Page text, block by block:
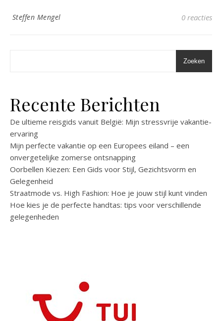
Steffen Mengel 0 reacties
Zoeken
Recente Berichten
De ultieme reisgids vanuit België: Mijn stressvrije vakantie-
ervaring
Mijn perfecte vakantie op een Europees eiland – een
onvergetelijke zomerse ontsnapping
Oorbellen Kiezen: Een Gids voor Stijl, Gezichtsvorm en
Gelegenheid
Straatmode vs. High Fashion: Hoe je jouw stijl kunt vinden
Hoe kies je de perfecte handtas: tips voor verschillende
gelegenheden